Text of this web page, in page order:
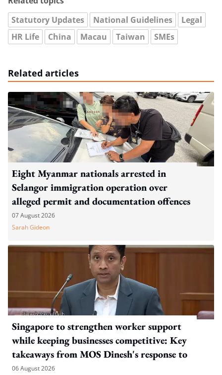
Statutory Updates
National Guidelines
Legal
HR Life
China Macau Taiwan SMEs
Related articles
Eight Myanmar nationals arrested in
Selangor immigration operation over
alleged permit and documentation offences
07 August 2026
Sarah Gideon
Singapore to strengthen worker support
while keeping businesses competitive: Key
takeaways from MOS Dinesh's response to
WP's motion
06 August 2026